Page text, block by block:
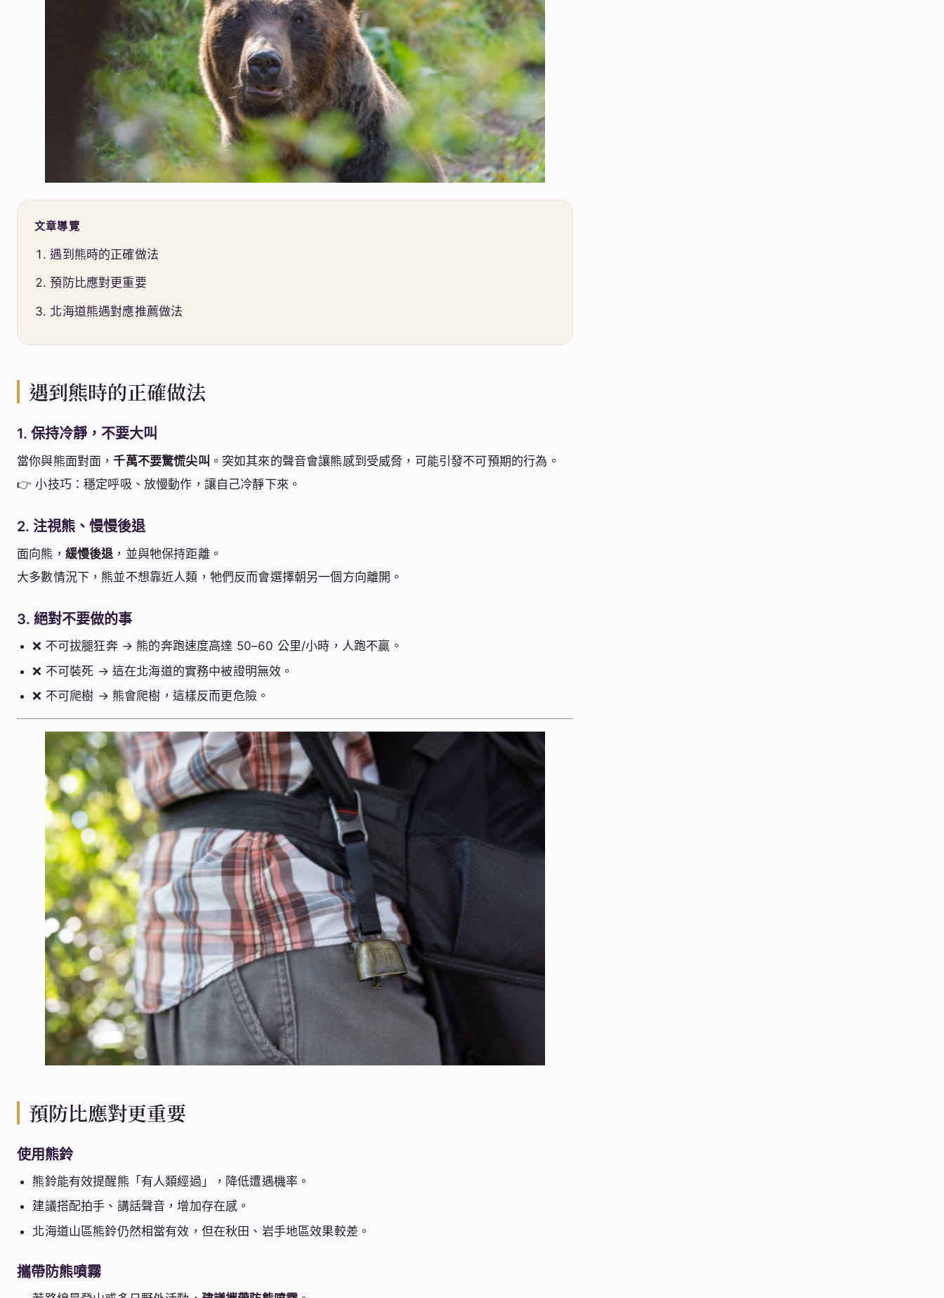
文章導覽
遇到熊時的正確做法
預防比應對更重要
北海道熊遇對應推薦做法
遇到熊時的正確做法
1. 保持冷靜，不要大叫
當你與熊面對面，千萬不要驚慌尖叫 。突如其來的聲音會讓熊感到受威脅，可能引發不可預期的行為。
👉 小技巧：穩定呼吸、放慢動作，讓自己冷靜下來。
2. 注視熊、慢慢後退
面向熊， 緩慢後退，並與牠保持距離。
大多數情況下，熊並不想靠近人類，牠們反而會選擇朝另一個方向離開。
3. 絕對不要做的事
❌ 不可拔腿狂奔 → 熊的奔跑速度高達 50–60 公里/小時，人跑不贏。
❌ 不可裝死 → 這在北海道的實務中被證明無效。
❌ 不可爬樹 → 熊會爬樹，這樣反而更危險。
預防比應對更重要
使用熊鈴
熊鈴能有效提醒熊「有人類經過」，降低遭遇機率。
建議搭配拍手、講話聲音，增加存在感。
北海道山區熊鈴仍然相當有效，但在秋田、岩手地區效果較差。
攜帶防熊噴霧